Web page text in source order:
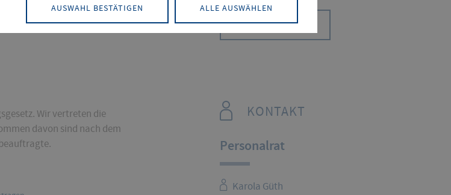
Wir vertreten die
davon sind nach dem
HIER ENTLANG
KONTAKT
Personalrat
Karola Güth
AUSWAHL BESTÄTIGEN ALLE AUSWÄHLEN